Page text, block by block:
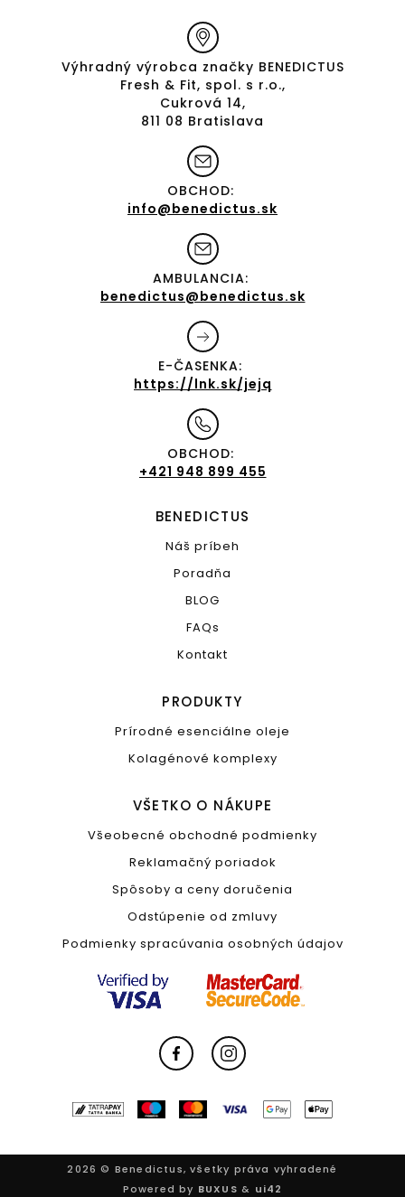
Výhradný výrobca značky BENEDICTUS
Fresh & Fit, spol. s r.o.,
Cukrová 14,
811 08 Bratislava
OBCHOD:
info@benedictus.sk
AMBULANCIA:
benedictus@benedictus.sk
E-ČASENKA:
https://lnk.sk/jejq
OBCHOD:
+421 948 899 455
BENEDICTUS
Náš príbeh
Poradňa
BLOG
FAQs
Kontakt
PRODUKTY
Prírodné esenciálne oleje
Kolagénové komplexy
VŠETKO O NÁKUPE
Všeobecné obchodné podmienky
Reklamačný poriadok
Spôsoby a ceny doručenia
Odstúpenie od zmluvy
Podmienky spracúvania osobných údajov
2026 © Benedictus, všetky práva vyhradené
Powered by BUXUS & ui42